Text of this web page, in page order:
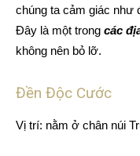
chúng ta cảm giác như
Đây là một trong các
không nên bỏ lỡ.
Đền Độc Cước
Vị trí: nằm ở chân núi